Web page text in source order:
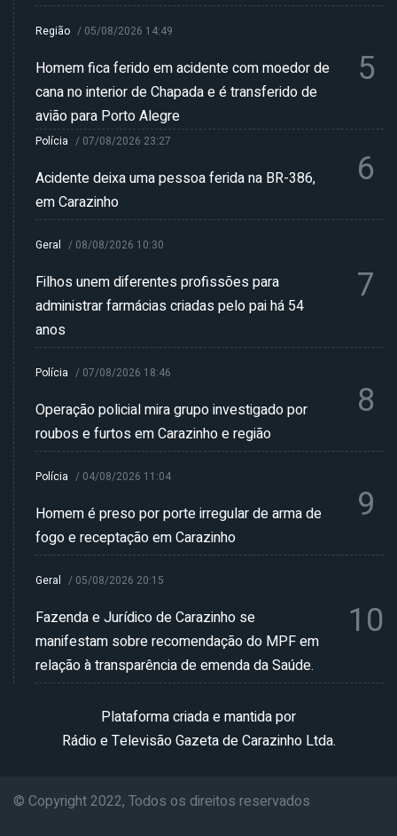
Região / 05/08/2026 14:49
Homem fica ferido em acidente com moedor de
cana no interior de Chapada e é transferido de
avião para Porto Alegre
5
Polícia / 07/08/2026 23:27
Acidente deixa uma pessoa ferida na BR-386,
em Carazinho
6
Geral / 08/08/2026 10:30
Filhos unem diferentes profissões para
administrar farmácias criadas pelo pai há 54
anos
7
Polícia / 07/08/2026 18:46
Operação policial mira grupo investigado por
roubos e furtos em Carazinho e região
8
Polícia / 04/08/2026 11:04
Homem é preso por porte irregular de arma de
fogo e receptação em Carazinho
9
Geral / 05/08/2026 20:15
Fazenda e Jurídico de Carazinho se
manifestam sobre recomendação do MPF em
relação à transparência de emenda da Saúde.
10
Plataforma criada e mantida por
Rádio e Televisão Gazeta de Carazinho Ltda.
© Copyright 2022, Todos os direitos reservados